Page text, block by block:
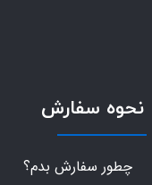
نحوه سفارش
چطور سفارش بدم؟